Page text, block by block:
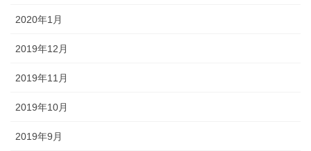
2020年1月
2019年12月
2019年11月
2019年10月
2019年9月